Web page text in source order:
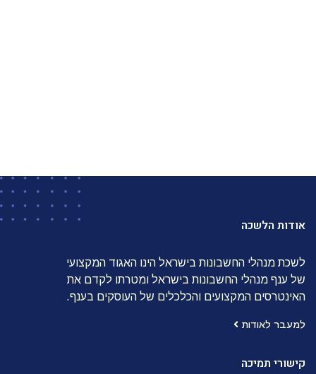
אודות הלשכה
לשכת מנהלי החשבונות בישראל הינו האגוד המקצועי
של ענף מנהלי החשבונות בישראל ומטרתו לקדם את
האינטרסים המקצועים והכלכלים של העוסקים בענף.
למעבר לאודות
קישורי תמיכה